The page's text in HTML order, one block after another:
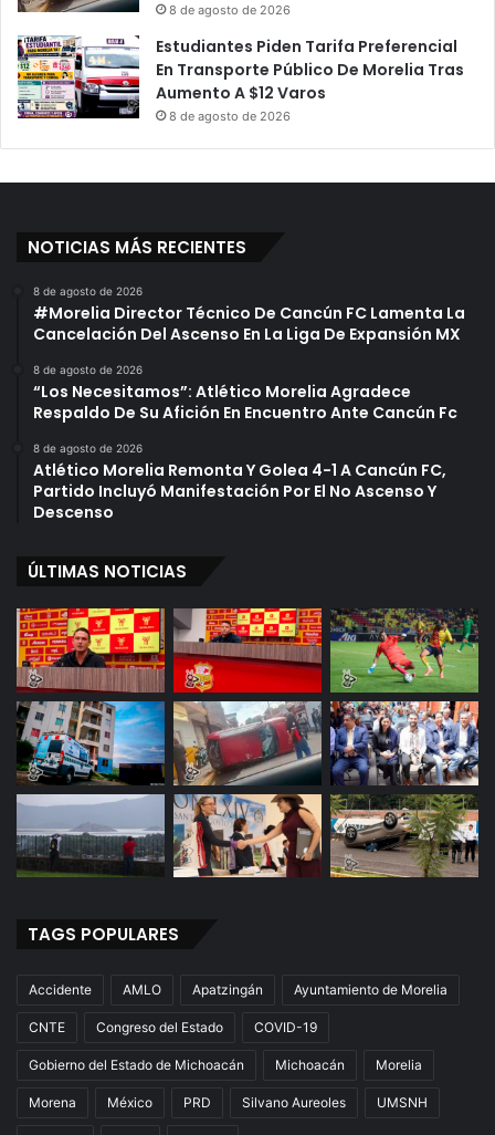
8 de agosto de 2026
Estudiantes Piden Tarifa Preferencial
En Transporte Público De Morelia Tras
Aumento A $12 Varos
8 de agosto de 2026
NOTICIAS MÁS RECIENTES
8 de agosto de 2026
#Morelia Director Técnico De Cancún FC Lamenta La
Cancelación Del Ascenso En La Liga De Expansión MX
8 de agosto de 2026
“Los Necesitamos”: Atlético Morelia Agradece
Respaldo De Su Afición En Encuentro Ante Cancún Fc
8 de agosto de 2026
Atlético Morelia Remonta Y Golea 4-1 A Cancún FC,
Partido Incluyó Manifestación Por El No Ascenso Y
Descenso
ÚLTIMAS NOTICIAS
TAGS POPULARES
Accidente AMLO Apatzingán Ayuntamiento de Morelia
CNTE Congreso del Estado COVID-19
Gobierno del Estado de Michoacán Michoacán Morelia
Morena México PRD Silvano Aureoles UMSNH